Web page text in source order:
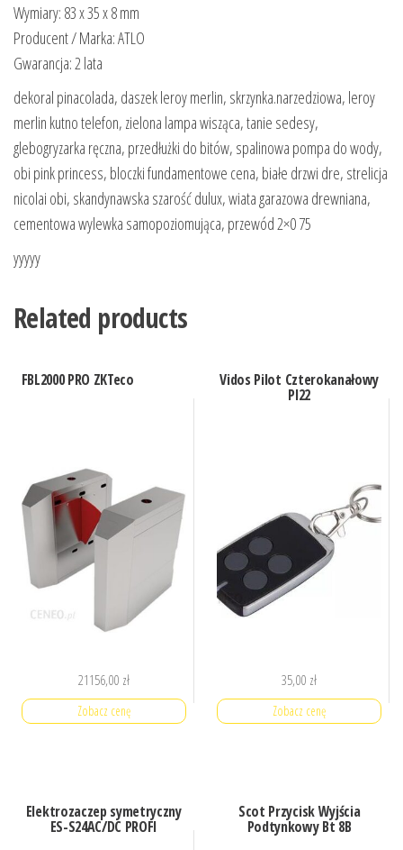
Wymiary: 83 x 35 x 8 mm
Producent / Marka: ATLO
Gwarancja: 2 lata
dekoral pinacolada, daszek leroy merlin, skrzynka.narzedziowa, leroy
merlin kutno telefon, zielona lampa wisząca, tanie sedesy,
glebogryzarka ręczna, przedłużki do bitów, spalinowa pompa do wody,
obi pink princess, bloczki fundamentowe cena, białe drzwi dre, strelicja
nicolai obi, skandynawska szarość dulux, wiata garazowa drewniana,
cementowa wylewka samopoziomująca, przewód 2×0 75
yyyyy
Related products
FBL2000 PRO ZKTeco
21156,00 zł
Zobacz cenę
Vidos Pilot Czterokanałowy
Pl22
35,00 zł
Zobacz cenę
Elektrozaczep symetryczny
ES-S24AC/DC PROFI
Scot Przycisk Wyjścia
Podtynkowy Bt 8B